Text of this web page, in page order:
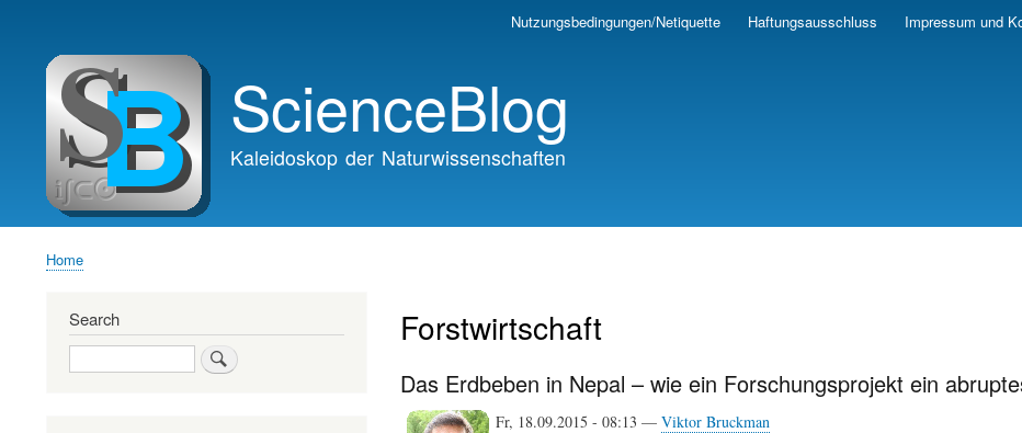
Skip
navigation
Nutzungsbedingungen/Netiquette Haftungsausschluss Impressum und
ScienceBlog
Kaleidoskop der Naturwissenschaften
Home
Forstwirtschaft
Das Erdbeben in Nepal – wie ein Forschungsprojekt ein
Fr, 18.09.2015 - 08:13 — Viktor Bruckman
Search
Search